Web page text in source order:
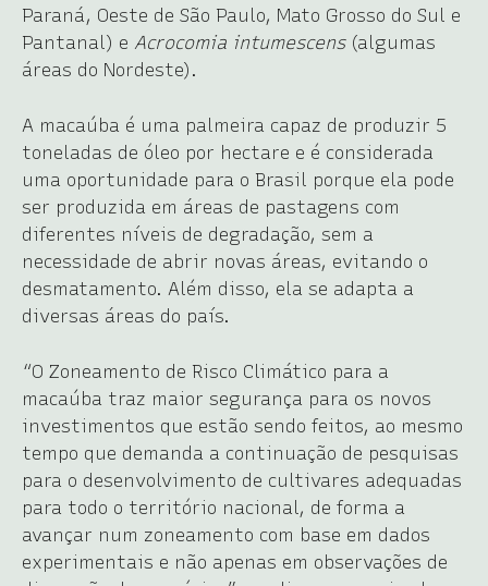
Paraná, Oeste de São Paulo, Mato Grosso do Sul e
Pantanal) e Acrocomia intumescens(algumas
áreas do Nordeste).
A macaúba é uma palmeira capaz de produzir 5
toneladas de óleo por hectare e é considerada
uma oportunidade para o Brasil porque ela pode
ser produzida em áreas de pastagens com
diferentes níveis de degradação, sem a
necessidade de abrir novas áreas, evitando o
desmatamento. Além disso, ela se adapta a
diversas áreas do país.
“O Zoneamento de Risco Climático para a
macaúba traz maior segurança para os novos
investimentos que estão sendo feitos, ao mesmo
tempo que demanda a continuação de pesquisas
para o desenvolvimento de cultivares adequadas
para todo o território nacional, de forma a
avançar num zoneamento com base em dados
experimentais e não apenas em observações de